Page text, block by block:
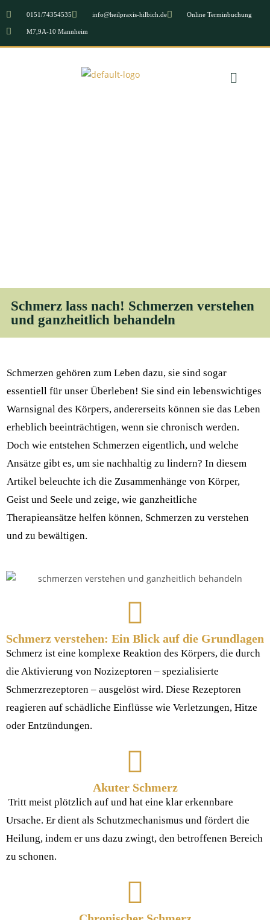
0151/74354535 info@heilpraxis-hilbich.de Online Terminbuchung
M7,9A-10 Mannheim
Schmerz lass nach! Schmerzen verstehen
und ganzheitlich behandeln
Schmerzen gehören zum Leben dazu, sie sind sogar
essentiell für unser Überleben! Sie sind ein lebenswichtiges
Warnsignal des Körpers, andererseits können sie das Leben
erheblich beeinträchtigen, wenn sie chronisch werden.
Doch wie entstehen Schmerzen eigentlich, und welche
Ansätze gibt es, um sie nachhaltig zu lindern? In diesem
Artikel beleuchte ich die Zusammenhänge von Körper,
Geist und Seele und zeige, wie ganzheitliche
Therapieansätze helfen können, Schmerzen zu verstehen
und zu bewältigen.
Schmerz verstehen: Ein Blick auf die Grundlagen
Schmerz ist eine komplexe Reaktion des Körpers, die durch
die Aktivierung von Nozizeptoren – spezialisierte
Schmerzrezeptoren – ausgelöst wird. Diese Rezeptoren
reagieren auf schädliche Einflüsse wie Verletzungen, Hitze
oder Entzündungen.
Akuter Schmerz
Tritt meist plötzlich auf und hat eine klar erkennbare
Ursache. Er dient als Schutzmechanismus und fördert die
Heilung, indem er uns dazu zwingt, den betroffenen Bereich
zu schonen.